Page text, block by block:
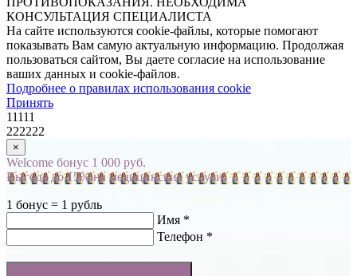
КОНСУЛЬТАЦИЯ СПЕЦИАЛИСТА
На сайте используются cookie-файлы, которые помогают
показывать Вам самую актуальную информацию. Продолжая
пользоваться сайтом, Вы даете согласие на использование
ваших данных и cookie-файлов.
Подробнее о правилах использования cookie
Принять
11111
222222
×
Welcome бонус 1 000 руб.
Выгода до 15% на медицинские услуги
1 бонус = 1 рубль
Имя *
Телефон *